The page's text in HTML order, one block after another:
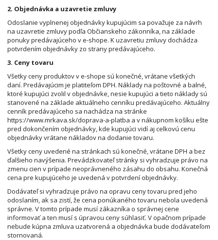
2. Objednávka a uzavretie zmluvy
Odoslanie vyplnenej objednávky kupujúcim sa považuje za návrh
na uzavretie zmluvy podľa Občianskeho zákonníka, na základe
ponuky predávajúceho v e-shope. K uzavretiu zmluvy dochádza
potvrdením objednávky zo strany predávajúceho.
3. Ceny tovaru
Všetky ceny produktov v e-shope sú konečné, vrátane všetkých
daní. Predávajúcim je platiteľom DPH. Náklady na poštovné a balné,
ktoré kupujúci zvolil v objednávke, nesie kupujúci a tieto náklady sú
stanovené na základe aktuálneho cenníku predávajúceho. Aktuálny
cenník predávajúceho sa nachádza na stránke
https://www.mrkava.sk/doprava-a-platba a v nákupnom košíku ešte
pred dokončením objednávky, kde kupujúci vidí aj celkovú cenu
objednávky vrátane nákladov na dodanie tovaru.
Všetky ceny uvedené na stránkach sú konečné, vrátane DPH a bez
ďalšieho navýšenia. Prevádzkovateľ stránky si vyhradzuje právo na
zmenu cien v prípade neoprávneného zásahu do obsahu. Konečná
cena pre kupujúceho je uvedená v potvrdení objednávky.
Dodávateľ si vyhradzuje právo na opravu ceny tovaru pred jeho
odoslaním, ak sa zistí, že cena ponúkaného tovaru nebola uvedená
správne. V tomto prípade musí zákazníka o správnej cene
informovať a ten musí s úpravou ceny súhlasiť. V opačnom prípade
nebude kúpna zmluva uzatvorená a objednávka bude dodávateľom
stornovaná.